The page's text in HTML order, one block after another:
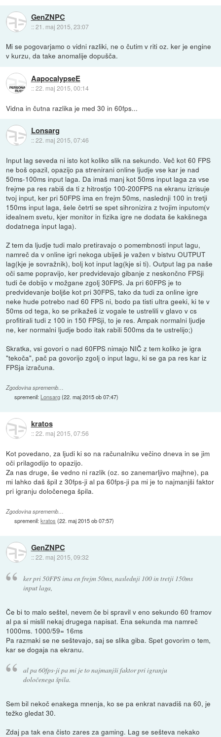
GenZNPC
::21. maj 2015, 23:07
Mi se pogovarjamo o vidni razliki, ne o čutim v riti oz. ker je engine
v kurzu, da take anomalije dopušča.
AapocalypseE
::22. maj 2015, 00:14
Vidna in čutna razlika je med 30 in 60fps...
Lonsarg
::22. maj 2015, 07:46
Input lag seveda ni isto kot koliko slik na sekundo. Več kot 60 FPS
ne boš opazil, opazijo pa strenirani online ljudje vse kar je nad
50ms-100ms input laga. Da imaš manj kot 50ms input laga za vse
frejme pa res rabiš da ti z hitrostjo 100-200FPS na ekranu izrisuje
tvoj input, ker pri 50FPS ima en frejm 50ms, naslednji 100 in tretji
150ms input laga, šele četrti se spet sihronizira z tvojim inputom(v
idealnem svetu, kjer monitor in fizika igre ne dodata še kakšnega
dodatnega input laga).
Z tem da ljudje tudi malo pretiravajo o pomembnosti input lagu,
namreč da v online igri nekoga ubiješ je važen v bistvu OUTPUT
lag(kje je sovražnik), bolj kot input lag(kje si ti). Output lag pa naše
oči same popravijo, ker predvidevajo gibanje z neskončno FPSji
tudi če dobijo v možgane zgolj 30FPS. Ja pri 60FPS je to
predvidevanje boljše kot pri 30FPS, tako da tudi za online igre
neke hude potrebo nad 60 FPS ni, bodo pa tisti ultra geeki, ki te v
50ms od tega, ko se prikažeš iz vogale te ustrelili v glavo v cs
profitirali tudi z 100 in 150 FPSji, to je res. Ampak normalni ljudje
ne, ker normalni ljudje bodo itak rabili 500ms da te ustrelijo;)
Skratka, vsi govori o nad 60FPS nimajo NIČ z tem koliko je igra
"tekoča", pač pa govorijo zgolj o input lagu, ki se ga pa res kar iz
FPSja izračuna.
Zgodovina sprememb…
spremenil: Lonsarg(22. maj 2015 ob 07:47)
kratos
::22. maj 2015, 07:56
Kot povedano, za ljudi ki so na računalniku večino dneva in se jim
oči prilagodijo to opazijo.
Za nas druge, še vedno ni razlik (oz. so zanemarljivo majhne), pa
mi lahko daš špil z 30fps-ji al pa 60fps-ji pa mi je to najmanjši faktor
pri igranju določenega špila.
Zgodovina sprememb…
spremenil:kratos (22. maj 2015 ob 07:57)
GenZNPC
::22. maj 2015, 09:32
ker pri 50FPS ima en frejm 50ms, naslednji 100 in tretji 150ms
input laga,
Če bi to malo seštel, nevem če bi spravil v eno sekundo 60 framov
al pa si mislil nekaj drugega napisat. Ena sekunda ma namreč
1000ms. 1000/59= 16ms
Pa razmaki se ne seštevajo, saj se slika giba. Spet govorim o tem,
kar se dogaja na ekranu.
al pa 60fps-ji pa mi je to najmanjši faktor pri igranju
določenega špila.
Sem bil nekoč enakega mnenja, ko se pa enkrat navadiš na 60, je
težko gledat 30.
Zdaj pa tak ena čisto zares za gaming. Lag se sešteva nekako